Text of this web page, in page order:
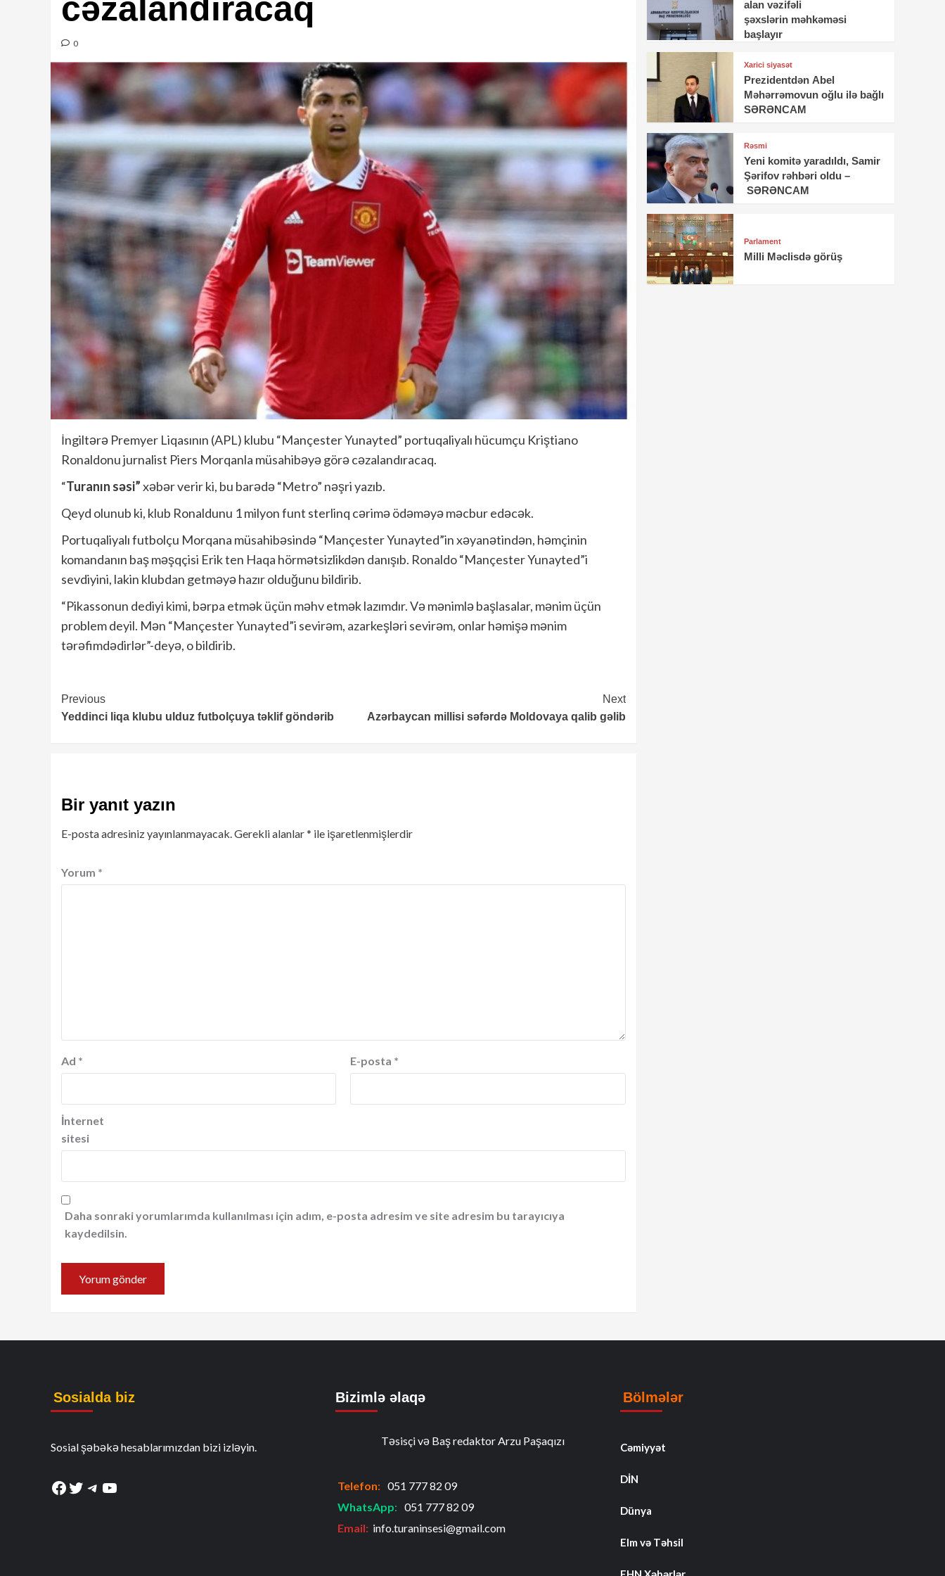
cəzalandıracaq
0
İngiltərə Premyer Liqasının (APL) klubu “Mançester Yunayted” portuqaliyalı hücumçu Kriştiano
Ronaldonu jurnalist Piers Morqanla müsahibəyə görə cəzalandıracaq.
“Turanın səsi”xəbər verir ki, bu barədə “Metro” nəşri yazıb.
Qeyd olunub ki, klub Ronaldunu 1 milyon funt sterlinq cərimə ödəməyə məcbur edəcək.
Portuqaliyalı futbolçu Morqana müsahibəsində “Mançester Yunayted”in xəyanətindən, həmçinin
komandanın baş məşqçisi Erik ten Haqa hörmətsizlikdən danışıb. Ronaldo “Mançester Yunayted”i
sevdiyini, lakin klubdan getməyə hazır olduğunu bildirib.
“Pikassonun dediyi kimi, bərpa etmək üçün məhv etmək lazımdır. Və mənimlə başlasalar, mənim üçün
problem deyil. Mən “Mançester Yunayted”i sevirəm, azarkeşləri sevirəm, onlar həmişə mənim
tərəfimdədirlər”-deyə, o bildirib.
Continue
Reading
Previous
Yeddinci liqa klubu ulduz futbolçuya təklif göndərib
Next
Azərbaycan millisi səfərdə Moldovaya qalib gəlib
Bir yanıt yazın
E-posta adresiniz yayınlanmayacak.Gerekli alanlar* ile işaretlenmişlerdir
Yorum *
Ad * E-posta *
İnternet
sitesi
Daha sonraki yorumlarımda kullanılması için adım, e-posta adresim ve site adresim bu tarayıcıya
kaydedilsin.
alan vəzifəli
şəxslərin məhkəməsi
başlayır
Xarici siyasət
Prezidentdən Abel
Məhərrəmovun oğlu ilə bağlı
SƏRƏNCAM
Rəsmi
Yeni komitə yaradıldı, Samir
Şərifov rəhbəri oldu –
SƏRƏNCAM
Parlament
Milli Məclisdə görüş
Sosialda biz
Sosial şəbəkə hesablarımızdan bizi izləyin.
Facebook
Twitter
Telegram
YouTube
Bizimlə əlaqə
Təsisçi və Baş redaktor Arzu Paşaqızı
Telefon: 051 777 82 09
WhatsApp: 051 777 82 09
Email: info.turaninsesi@gmail.com
Bölmələr
Cəmiyyət
DİN
Dünya
Elm və Təhsil